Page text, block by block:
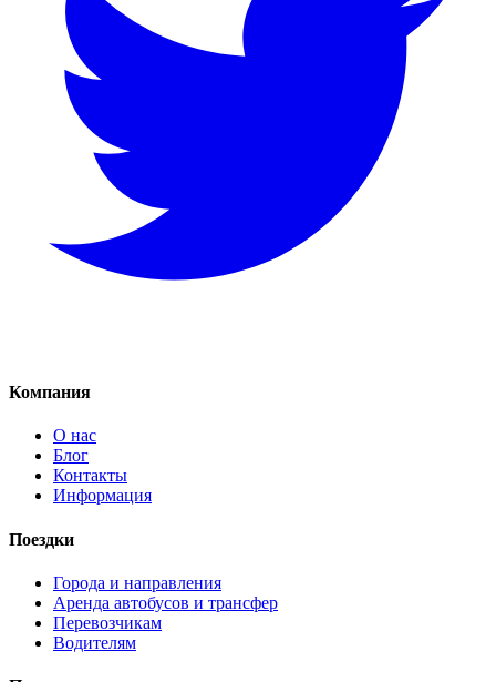
Компания
О нас
Блог
Контакты
Информация
Поездки
Города и направления
Аренда автобусов и трансфер
Перевозчикам
Водителям